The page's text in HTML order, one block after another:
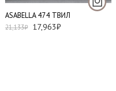
АSABELLA 474 ТВИЛ
21,133₽ 17,963₽